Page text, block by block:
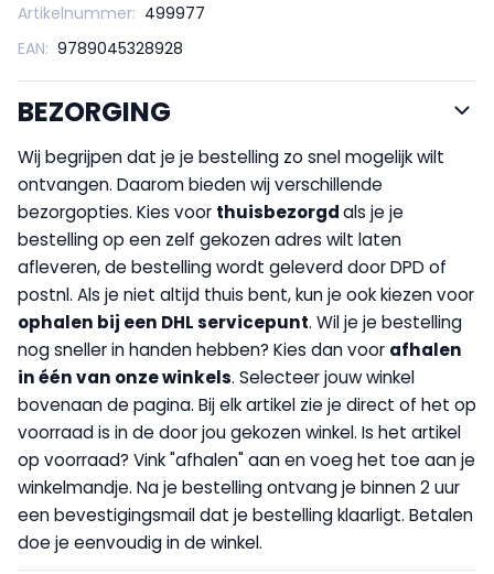
Artikelnummer: 499977
EAN: 9789045328928
BEZORGING
Wij begrijpen dat je je bestelling zo snel mogelijk wilt
ontvangen. Daarom bieden wij verschillende
bezorgopties. Kies voor thuisbezorgdals je je
bestelling op een zelf gekozen adres wilt laten
afleveren, de bestelling wordt geleverd door DPD of
postnl. Als je niet altijd thuis bent, kun je ook kiezen voor
ophalen bij een DHL servicepunt. Wil je je bestelling
nog sneller in handen hebben? Kies dan voor afhalen
in één van onze winkels. Selecteer jouw winkel
bovenaan de pagina. Bij elk artikel zie je direct of het op
voorraad is in de door jou gekozen winkel. Is het artikel
op voorraad? Vink "afhalen" aan en voeg het toe aan je
winkelmandje. Na je bestelling ontvang je binnen 2 uur
een bevestigingsmail dat je bestelling klaarligt. Betalen
doe je eenvoudig in de winkel.